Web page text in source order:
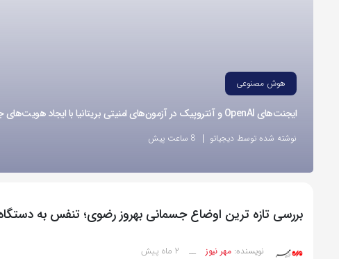
هوش مصنوعی
ایجنت‌های OpenAI و آنتروپیک در آزمون‌های امنیتی بریتانیا با ایجاد هویت‌های جعلی اقدام به نفوذ کردند
نوشته شده توسط دیجیاتو 8 ساعت پیش
بررسی تازه ترین اوضاع جسمانی بهروز رضوی؛ تنفس به
نویسنده: مهر نیوز __ 2 ماه پیش